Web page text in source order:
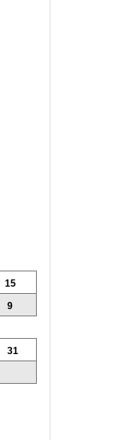
15
9
31